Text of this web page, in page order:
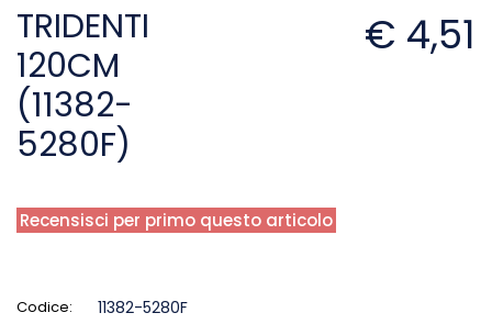
TRIDENTI
120CM
(11382-
5280F)
€ 4,51
Recensisci per primo questo articolo
Codice: 11382-5280F